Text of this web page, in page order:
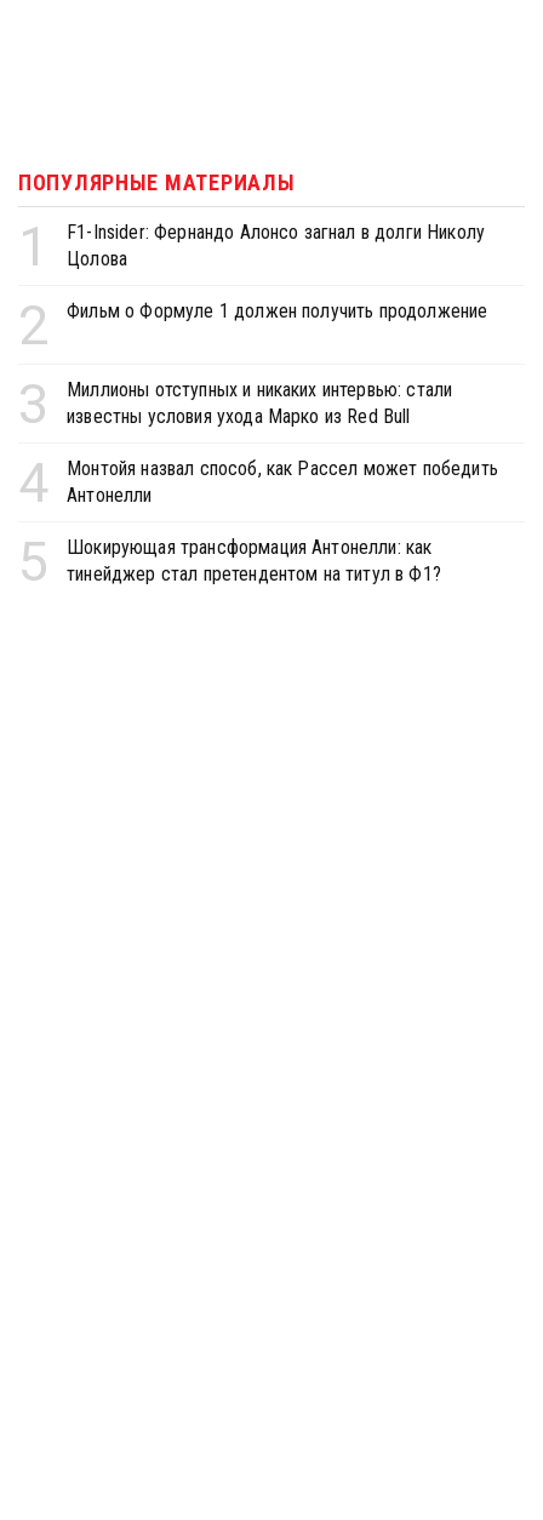
ПОПУЛЯРНЫЕ МАТЕРИАЛЫ
1
F1-Insider: Фернандо Алонсо загнал в долги Николу
Цолова
2 Фильм о Формуле 1 должен получить продолжение
3
Миллионы отступных и никаких интервью: стали
известны условия ухода Марко из Red Bull
4
Монтойя назвал способ, как Рассел может победить
Антонелли
5
Шокирующая трансформация Антонелли: как
тинейджер стал претендентом на титул в Ф1?